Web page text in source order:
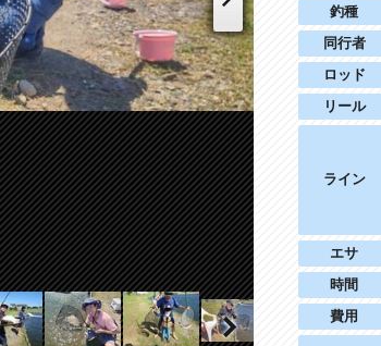
Next
釣種
同行者
ロッド
リール
ライン
エサ
時間
費用